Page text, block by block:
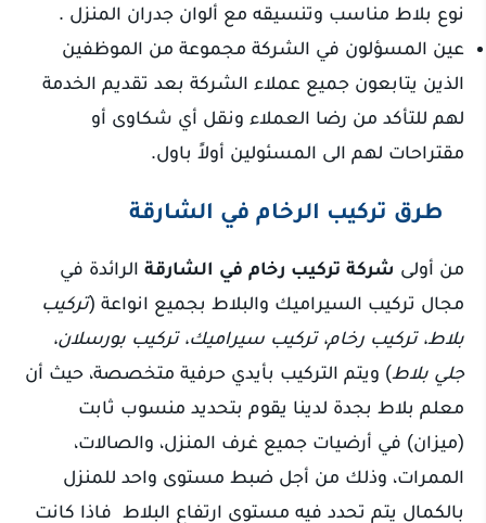
نوع بلاط مناسب وتنسيقه مع ألوان جدران المنزل .
عين المسؤلون في الشركة مجموعة من الموظفين
الذين يتابعون جميع عملاء الشركة بعد تقديم الخدمة
لهم للتأكد من رضا العملاء ونقل أي شكاوى أو
مقتراحات لهم الى المسئولين أولاً باول.
طرق تركيب الرخام في الشارقة
من أولى شركة تركيب رخام في الشارقة الرائدة في
مجال تركيب السيراميك والبلاط بجميع انواعة (تركيب
بلاط، تركيب رخام، تركيب سيراميك، تركيب بورسلان،
جلي بلاط) ويتم التركيب بأيدي حرفية متخصصة، حيث أن
معلم بلاط بجدة لدينا يقوم بتحديد منسوب ثابت
(ميزان) في أرضيات جميع غرف المنزل، والصالات،
الممرات، وذلك من أجل ضبط مستوى واحد للمنزل
بالكمال يتم تحدد فيه مستوى ارتفاع البلاط فاذا كانت